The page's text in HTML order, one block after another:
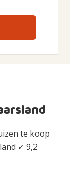
te koop
✓ 9,2